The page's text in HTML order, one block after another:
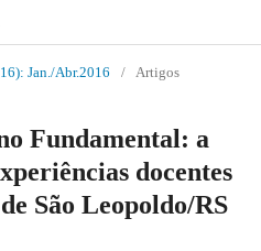
Jan./Abr.2016 / Artigos
Fundamental: a
docentes
São Leopoldo/RS